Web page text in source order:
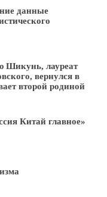
данные
Шикунь, лауреат
вернулся в
второй родиной
Китай главное»